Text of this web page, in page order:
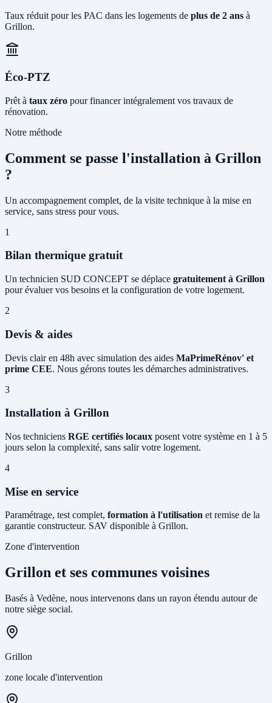
Taux réduit pour les PAC dans les logements de plus de 2 ans à
Grillon.
Éco-PTZ
Prêt à taux zéro pour financer intégralement vos travaux de
rénovation.
Notre méthode
Comment se passe l'installation à Grillon
?
Un accompagnement complet, de la visite technique à la mise en
service, sans stress pour vous.
1
Bilan thermique gratuit
Un technicien SUD CONCEPT se déplace gratuitement à Grillon
pour évaluer vos besoins et la configuration de votre logement.
2
Devis & aides
Devis clair en 48h avec simulation des aides MaPrimeRénov' et
prime CEE. Nous gérons toutes les démarches administratives.
3
Installation à Grillon
Nos techniciens RGE certifiés locaux posent votre système en 1 à 5
jours selon la complexité, sans salir votre logement.
4
Mise en service
Paramétrage, test complet, formation à l'utilisation et remise de la
garantie constructeur. SAV disponible à Grillon.
Zone d'intervention
Grillon et ses communes voisines
Basés à Vedène, nous intervenons dans un rayon étendu autour de
notre siège social.
Grillon
zone locale d'intervention